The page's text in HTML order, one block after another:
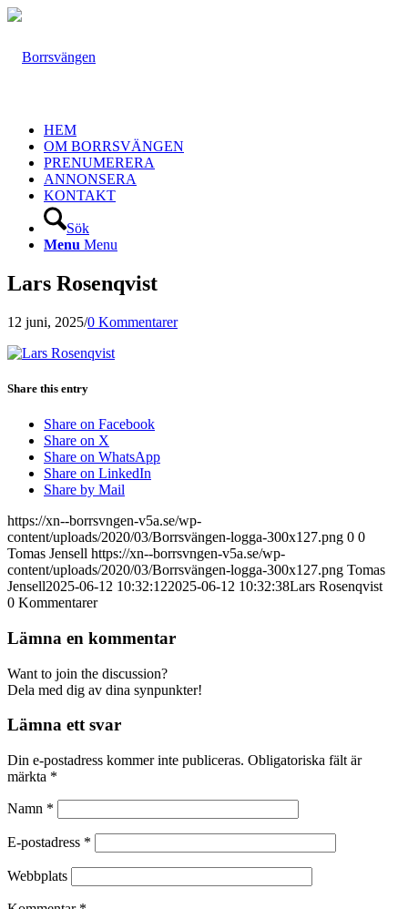
HEM
OM BORRSVÄNGEN
PRENUMERERA
ANNONSERA
KONTAKT
Sök
Menu Menu
Lars Rosenqvist
12 juni, 2025/0 Kommentarer
Share this entry
Share on Facebook
Share on X
Share on WhatsApp
Share on LinkedIn
Share by Mail
https://xn--borrsvngen-v5a.se/wp-
content/uploads/2020/03/Borrsvängen-logga-300x127.png 0 0
Tomas Jensell https://xn--borrsvngen-v5a.se/wp-
content/uploads/2020/03/Borrsvängen-logga-300x127.png Tomas
Jensell2025-06-12 10:32:122025-06-12 10:32:38Lars Rosenqvist
0 Kommentarer
Lämna en kommentar
Want to join the discussion?
Dela med dig av dina synpunkter!
Lämna ett svar
Din e-postadress kommer inte publiceras. Obligatoriska fält är
märkta *
Namn *
E-postadress *
Webbplats